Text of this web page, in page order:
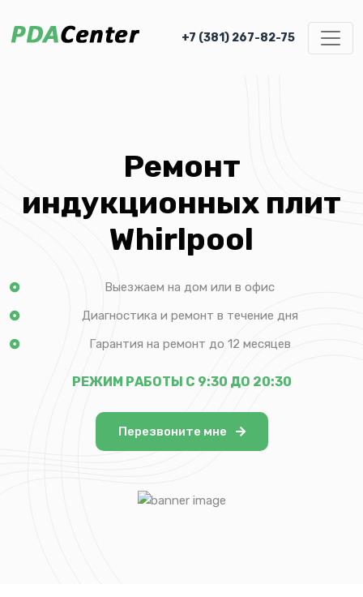
+7 (381) 267-82-75
Ремонт
индукционных плит
Whirlpool
Выезжаем на дом или в офис
Диагностика и ремонт в течение дня
Гарантия на ремонт до 12 месяцев
РЕЖИМ РАБОТЫ С 9:30 ДО 20:30
Перезвоните мне